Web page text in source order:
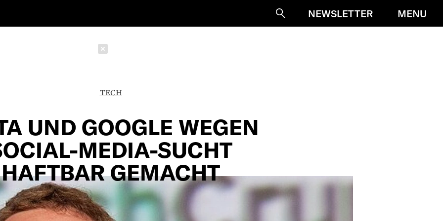
SucheNEWSLETTER MENU
TECH
UND GOOGLE WEGEN
MEDIA-SUCHT
HAFTBAR GEMACHT